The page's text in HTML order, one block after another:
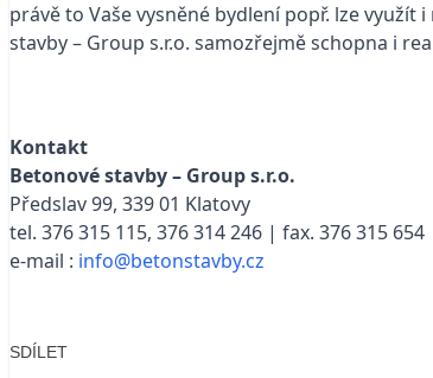
právě to Vaše vysněné bydlení popř. lze
stavby – Group s.r.o. samozřejmě schopna i
Kontakt
Betonové stavby – Group s.r.o.
Předslav 99, 339 01 Klatovy
tel. 376 315 115, 376 314 246 | fax. 376 315 654
e-mail : info@betonstavby.cz
SDÍLET